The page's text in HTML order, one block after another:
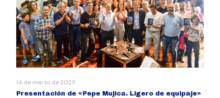
14 de marzo de 2025
Presentación de «Pepe Mujica. Ligero de equipaje»